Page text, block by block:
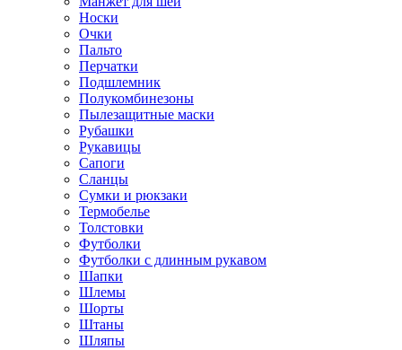
Носки
Очки
Пальто
Перчатки
Подшлемник
Полукомбинезоны
Пылезащитные маски
Рубашки
Рукавицы
Сапоги
Сланцы
Сумки и рюкзаки
Термобелье
Толстовки
Футболки
Футболки с длинным рукавом
Шапки
Шлемы
Шорты
Штаны
Шляпы